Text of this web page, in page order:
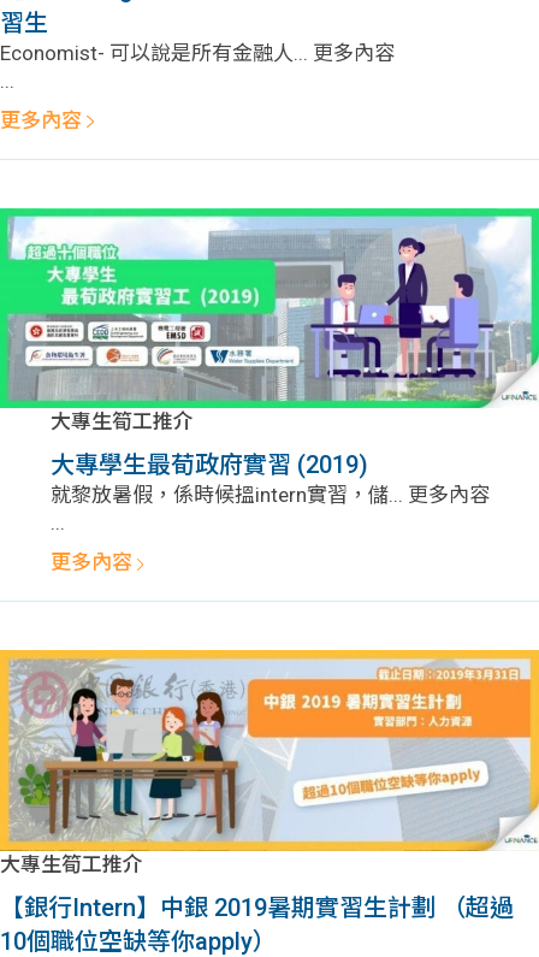
習生
Economist- 可以說是所有金融人... 更多內容
...
更多內容
大專生筍工推介
大專學生最荀政府實習 (2019)
就黎放暑假，係時候搵intern實習，儲... 更多內容
...
更多內容
大專生筍工推介
【銀行Intern】中銀 2019暑期實習生計劃 （超過
10個職位空缺等你apply）